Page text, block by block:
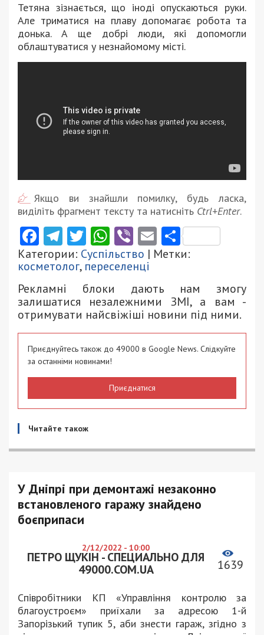
Тетяна зізнається, що іноді опускаються руки.
Але триматися на плаву допомагає робота та
донька. А ще добрі люди, які допомогли
облаштуватися у незнайомому місті.
Якщо ви знайшли помилку, будь ласка,
виділіть фрагмент тексту та натисніть Ctrl+Enter.
Facebook
Telegram
Twitter
WhatsApp
ViberEmail
Категории: Суспільство | Метки:
косметолог, переселенці
Рекламні блоки дають нам змогу
залишатися незалежними ЗМІ, а вам -
отримувати найсвіжіші новини під ними.
Приєднуйтесь також до 49000 в Google News. Слідкуйте
за останніми новинами!
Приєднатися
Читайте також
У Дніпрі при демонтажі незаконно
встановленого гаражу знайдено
боєприпаси
2/12/2022 - 10:00
ПЕТРО ЩУКІН - СПЕЦИАЛЬНО ДЛЯ
49000.COM.UA
1639
Співробітники КП «Управління контролю за
благоустроєм» приїхали за адресою 1-й
Запорізький тупик 5, аби знести гараж, згідно з